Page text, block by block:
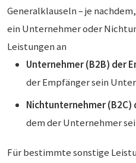
Generalklauseln – je
ein Unternehmer oder
Leistungen an
Unternehmer (B2B) der
der Empfänger sein
Nichtunternehmer
dem der Unternehmer
Für bestimmte sonstige